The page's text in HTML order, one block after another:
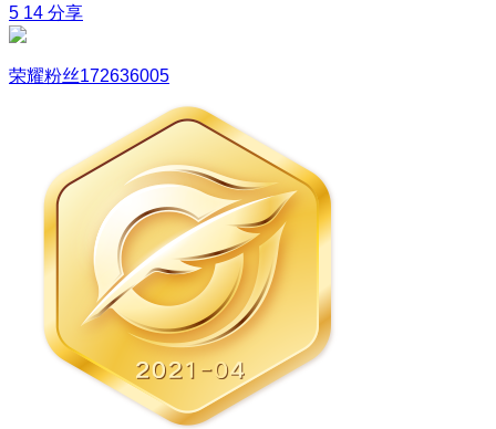
5 14 分享
荣耀粉丝172636005